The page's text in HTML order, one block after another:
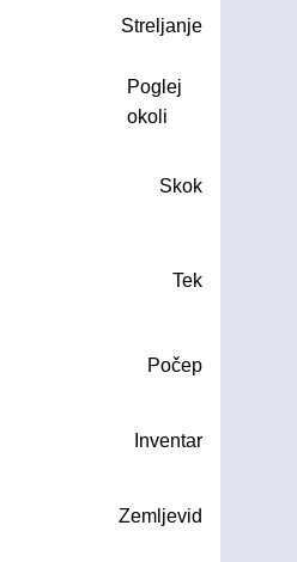
Streljanje
Poglej
okoli
Skok
Tek
Počep
Inventar
Zemljevid